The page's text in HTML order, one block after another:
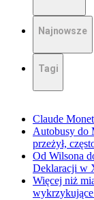
Najnowsze
Tagi
Claude
Autobusy do
przeżył,
Od Wilsona
Deklaracji w
Więcej niż
wykrzykujące